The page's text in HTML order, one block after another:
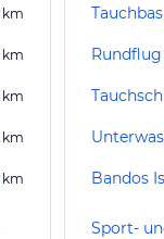
km
km
km
km
km
Rundflug
Bandos